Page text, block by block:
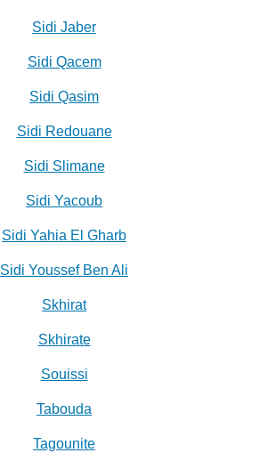
Sidi Jaber
Sidi Qacem
Sidi Qasim
Sidi Redouane
Sidi Slimane
Sidi Yacoub
Sidi Yahia El Gharb
Sidi Youssef Ben Ali
Skhirat
Skhirate
Souissi
Tabouda
Tagounite